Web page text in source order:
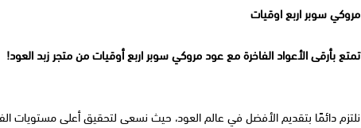
مروكي سوبر اربع اوقيات
تمتع بأرقى الأعواد الفاخرة مع عود مروكي سوبر اربع أوقيات من متجر زبد العود!
نلتزم دائمًا بتقديم الأفضل في عالم العود، حيث نسعى لتحقيق أعلى مستويات